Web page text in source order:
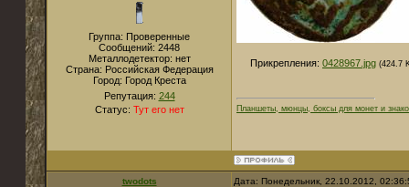
Группа: Проверенные
Сообщений: 2448
Металлодетектор: нет
Страна: Российская Федерация
Город: Город Креста
Репутация: 244
Статус: Тут его нет
Прикрепления: 0428967.jpg (424.7
Планшеты, мюнцы, боксы для монет и
twodots Дата: Понедельник, 22.10.2012,